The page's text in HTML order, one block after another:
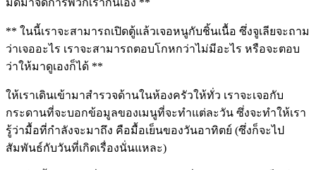
มีดมาจัดการพวกเรากันเอง **
** ในนี้เราจะสามารถเปิดตู้แล้วเจอหนูกับชิ้นเนื้อ ซึ่งจูเลียจะถาม
ว่าเจออะไร เราจะสามารถตอบโกหกว่าไม่มีอะไร หรือจะตอบ
ว่าให้มาดูเองก็ได้ **
ให้เราเดินเข้ามาสำรวจด้านในห้องครัวให้ทั่ว เราจะเจอกับ
กระดานที่จะบอกข้อมูลของเมนูที่จะทำแต่ละวัน ซึ่งจะทำให้เรา
รู้ว่ามื้อที่กำลังจะมาถึง คือมื้อเย็นของวันอาทิตย์ (ซึ่งก็จะไป
สัมพันธ์กับวันที่เกิดเรื่องนั่นแหละ)